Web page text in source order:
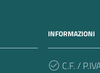
INFORMAZIONI
C.F. /